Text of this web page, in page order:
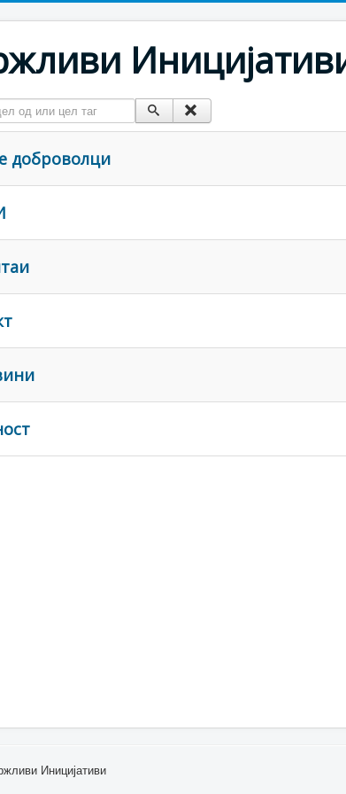
од или цел таг
доброволци
Иницијативи